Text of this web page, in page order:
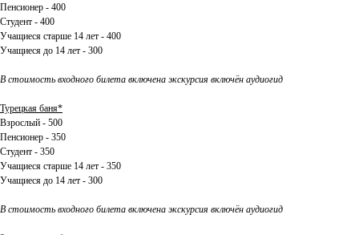
Пенсионер - 400
Студент - 400
Учащиеся старше 14 лет - 400
Учащиеся до 14 лет - 300
В стоимость входного билета включена экскурсия включён аудиогид
Турецкая баня*
Взрослый - 500
Пенсионер - 350
Студент - 350
Учащиеся старше 14 лет - 350
Учащиеся до 14 лет - 300
В стоимость входного билета включена экскурсия включён аудиогид